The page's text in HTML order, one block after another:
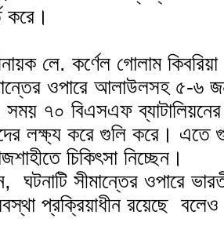
করে।
লে. কর্ণেল গোলাম
ওপারে আলাউলসহ ৫-৬ জন
৭০ বিএসএফ ব্যাটালিয়নের
লক্ষ্য করে গুলি করে।
চিকিৎসা নিচ্ছেন।
ঘটনাটি সীমান্তের ওপারে
প্রক্রিয়াধীন রয়েছে